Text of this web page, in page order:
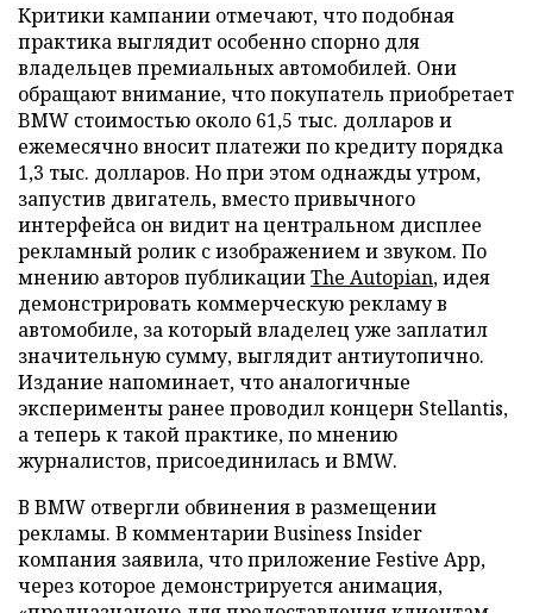
Критики кампании отмечают, что подобная
практика выглядит особенно спорно для
владельцев премиальных автомобилей. Они
обращают внимание, что покупатель приобретает
BMW стоимостью около 61,5 тыс. долларов и
ежемесячно вносит платежи по кредиту порядка
1,3 тыс. долларов. Но при этом однажды утром,
запустив двигатель, вместо привычного
интерфейса он видит на центральном дисплее
рекламный ролик с изображением и звуком. По
мнению авторов публикацииThe Autopian, идея
демонстрировать коммерческую рекламу в
автомобиле, за который владелец уже заплатил
значительную сумму, выглядит антиутопично.
Издание напоминает, что аналогичные
эксперименты ранее проводил концерн Stellantis,
а теперь к такой практике, по мнению
журналистов, присоединилась и BMW.
В BMW отвергли обвинения в размещении
рекламы. В комментарии Business Insider
компания заявила, что приложение Festive App,
через которое демонстрируется анимация,